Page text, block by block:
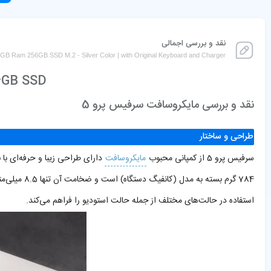
نقد و بررسی اجمالی
Ram 256GB SSD M.2 - Silver Color | with Original Keyboard and Charger
SSD
نقد و بررسی مایکروسافت سرفیس پرو 5
طراحی و ساختار
سرفیس پرو 5 از کمپانی محبوب
مایکروسافت دارای طراحی زیبا و حرفه‌ای
استفاده در حالت‌های مختلف از جمله حالت استودیو را فراهم می‌کند.